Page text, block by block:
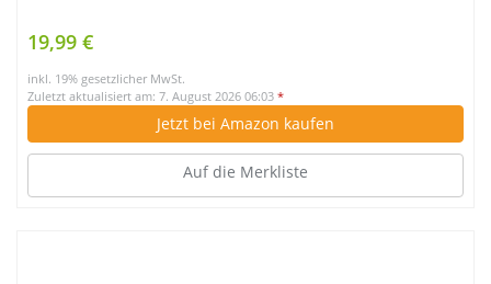
19,99 €
inkl. 19% gesetzlicher MwSt.
Zuletzt aktualisiert am: 7. August 2026 06:03 *
Jetzt bei Amazon kaufen
Auf die Merkliste